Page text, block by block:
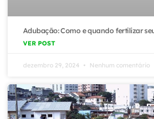
Adubação: Como e quando fertilizar
VER POST
dezembro 29, 2024 Nenhum comentário